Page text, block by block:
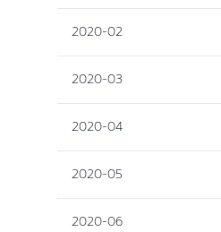
2020-02
2020-03
2020-04
2020-05
2020-06